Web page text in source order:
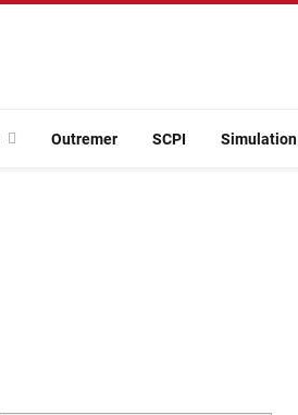
Outremer SCPI Simulation